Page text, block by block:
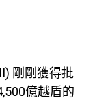
剛剛獲得批
億越盾的